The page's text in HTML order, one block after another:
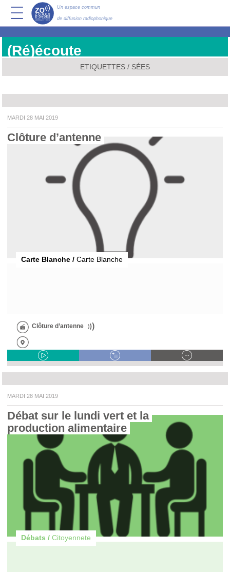
Un espace commun
de diffusion radiophonique
(Ré)écoute
ETIQUETTES / SÉES
MARDI 28 MAI 2019
Clôture d’antenne
Carte Blanche / Carte Blanche
Clôture d’antenne
MARDI 28 MAI 2019
Débat sur le lundi vert et la
production alimentaire
Débats / Citoyennete